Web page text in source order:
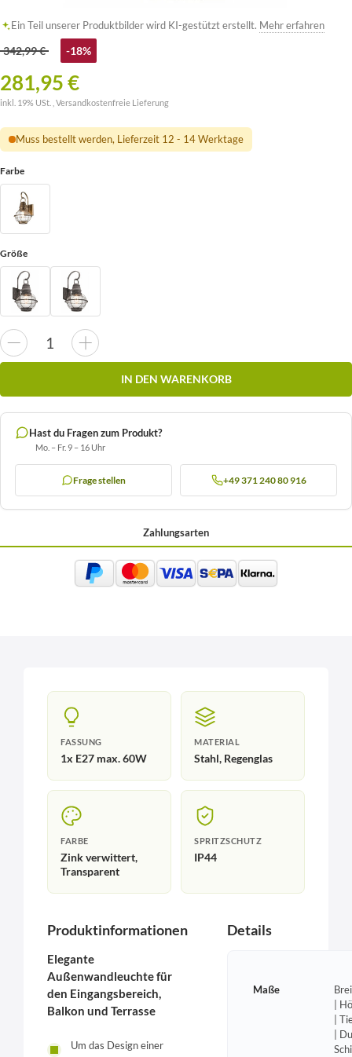
Ein Teil unserer Produktbilder wird KI-gestützt erstellt. Mehr erfahren
342,99 € -18%
281,95 €
inkl. 19% USt. , Versandkostenfreie Lieferung
Muss bestellt werden, Lieferzeit 12 - 14 Werktage
Farbe
Größe
IN DEN WARENKORB
Hast du Fragen zum Produkt?
Mo. – Fr. 9 – 16 Uhr
Frage stellen +49 371 240 80 916
Zahlungsarten
FASSUNG
1x E27 max. 60W
MATERIAL
Stahl, Regenglas
FARBE
Zink verwittert,
Transparent
SPRITZSCHUTZ
IP44
Produktinformationen
Elegante
Außenwandleuchte für
den Eingangsbereich,
Balkon und Terrasse
Um das Design einer
Details
Maße
|
|
|